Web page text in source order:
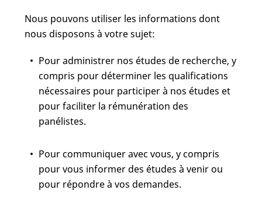
Nous pouvons utiliser les informations dont
nous disposons à votre sujet:
Pour administrer nos études de recherche, y
compris pour déterminer les qualifications
nécessaires pour participer à nos études et
pour faciliter la rémunération des
panélistes.
Pour communiquer avec vous, y compris
pour vous informer des études à venir ou
pour répondre à vos demandes.